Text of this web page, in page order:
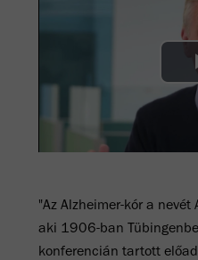
"Az Alzheimer-kór a
aki 1906-ban
konferencián tartott